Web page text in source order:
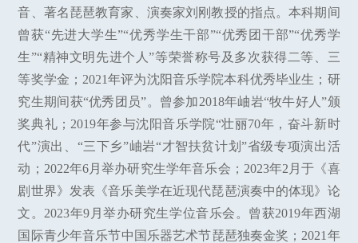
音、著名琵琶教育家、演奏家刘刚教授的指点。本科期间
曾获“先进大学生”“优秀学生干部”“优秀团干部”“优秀学
生”“精神文明先进个人”等荣誉称号及多次获得二等、三
等奖学金；2021年评为沈阳音乐学院本科优秀毕业生；研
究生期间获“优秀团员”。曾参加2018年岫岩“牧牛好人”颁
奖典礼；2019年参与沈阳音乐学院“壮丽70年，奋斗新时
代”演出、“三下乡”岫岩“才智扶贫计划”省级专项演出活
动；2022年6月举办研究生学年音乐会；2023年2月于《喜
剧世界》发表《音乐美学在近现代琵琶演奏中的体现》论
文。2023年9月举办研究生学位音乐会。曾获2019年西湖
国际青少年音乐节中国乐器艺术节琵琶独奏金奖；2021年